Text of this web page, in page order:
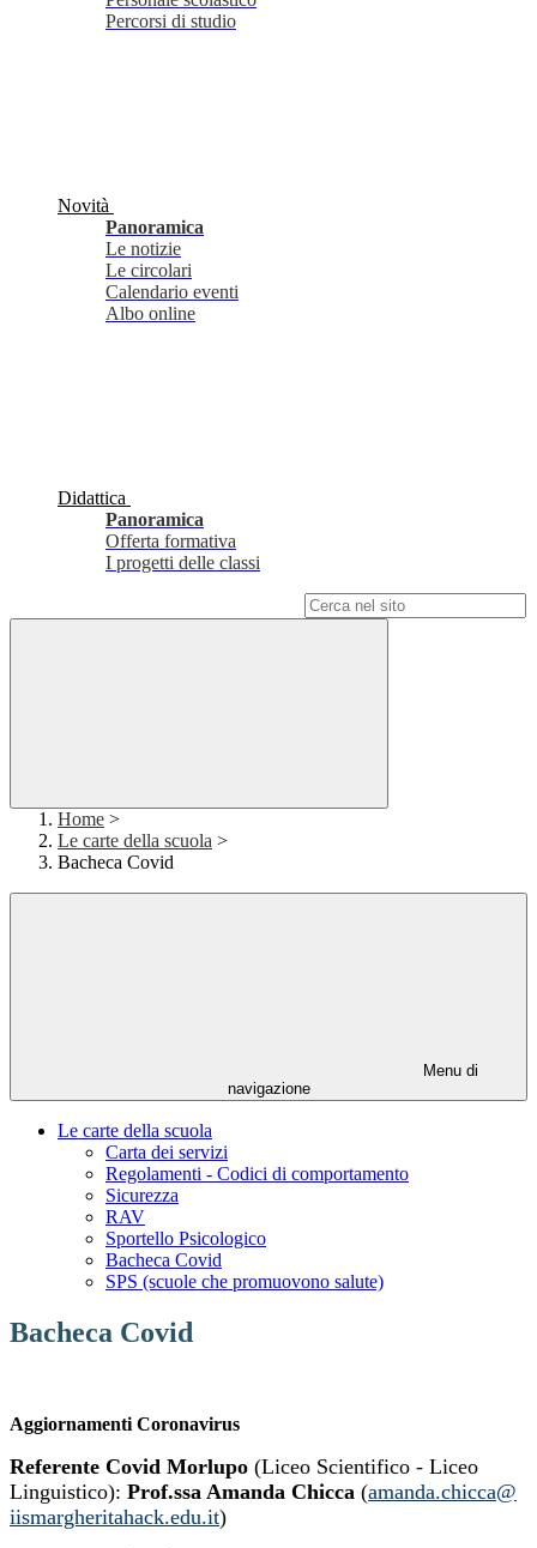
Percorsi di studio
Novità
Panoramica
Le notizie
Le circolari
Calendario eventi
Albo online
Didattica
Panoramica
Offerta formativa
I progetti delle classi
Home >
Le carte della scuola >
Bacheca Covid
Menu di
navigazione
Le carte della scuola
Carta dei servizi
Regolamenti - Codici di comportamento
Sicurezza
RAV
Sportello Psicologico
Bacheca Covid
SPS (scuole che promuovono salute)
Bacheca Covid
Aggiornamenti Coronavirus
Referente Covid Morlupo (Liceo Scientifico - Liceo
Linguistico): Prof.ssa Amanda Chicca (amanda.chicca@
iismargheritahack.edu.it)